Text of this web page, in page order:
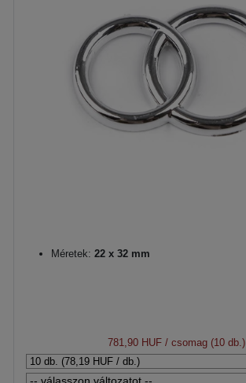
Méretek: 22 x 32 mm
781,90 HUF/ csomag (10 db.)